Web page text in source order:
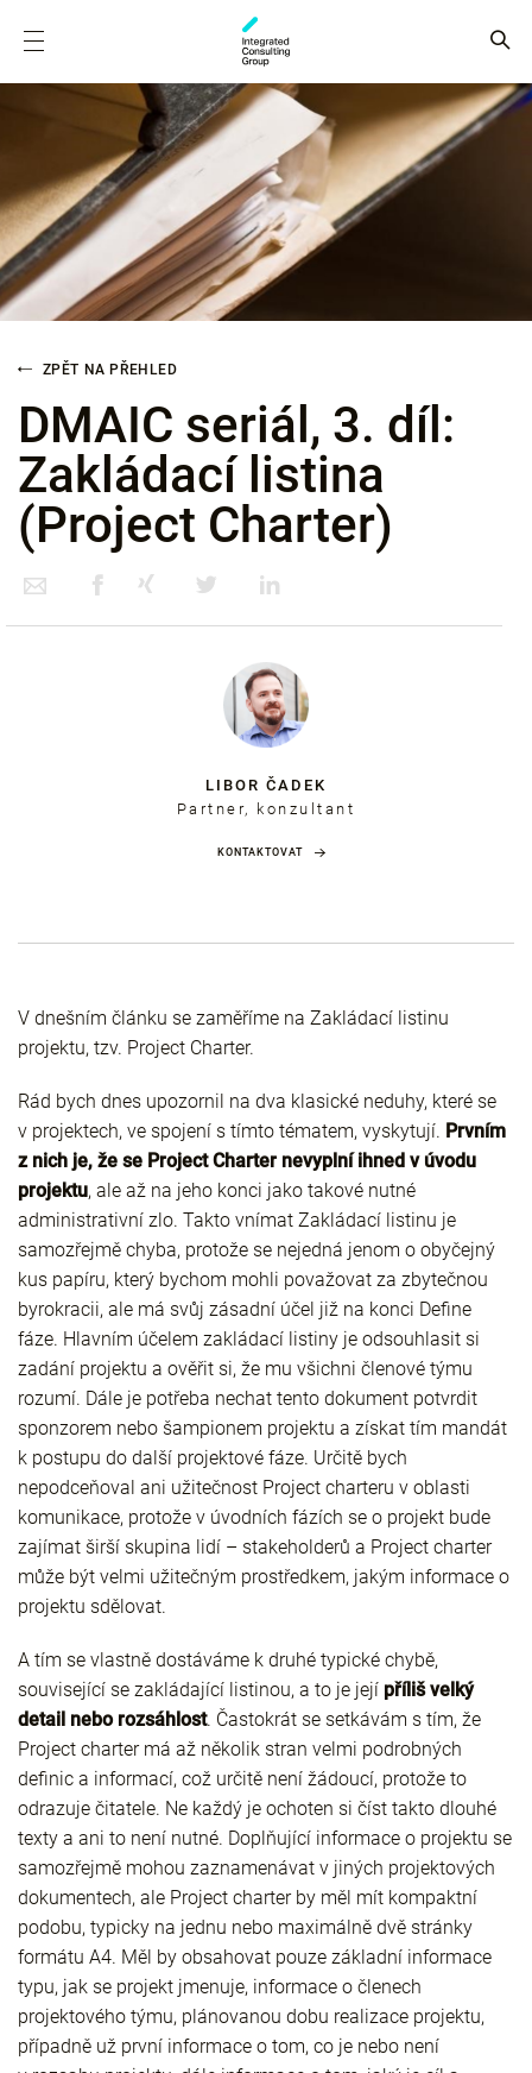
ZPĚT NA PŘEHLED
DMAIC seriál, 3. díl:
Zakládací listina
(Project Charter)
LIBOR ČADEK
Partner, konzultant
KONTAKTOVAT
V dnešním článku se zaměříme na Zakládací listinu
projektu, tzv. Project Charter.
Rád bych dnes upozornil na dva klasické neduhy, které se
v projektech, ve spojení s tímto tématem, vyskytují. Prvním
z nich je, že se Project Charter nevyplní ihned v úvodu
projektu, ale až na jeho konci jako takové nutné
administrativní zlo. Takto vnímat Zakládací listinu je
samozřejmě chyba, protože se nejedná jenom o obyčejný
kus papíru, který bychom mohli považovat za zbytečnou
byrokracii, ale má svůj zásadní účel již na konci Define
fáze. Hlavním účelem zakládací listiny je odsouhlasit si
zadání projektu a ověřit si, že mu všichni členové týmu
rozumí. Dále je potřeba nechat tento dokument potvrdit
sponzorem nebo šampionem projektu a získat tím mandát
k postupu do další projektové fáze. Určitě bych
nepodceňoval ani užitečnost Project charteru v oblasti
komunikace, protože v úvodních fázích se o projekt bude
zajímat širší skupina lidí – stakeholderů a Project charter
může být velmi užitečným prostředkem, jakým informace o
projektu sdělovat.
A tím se vlastně dostáváme k druhé typické chybě,
související se zakládající listinou, a to je její příliš velký
detail nebo rozsáhlost. Častokrát se setkávám s tím, že
Project charter má až několik stran velmi podrobných
definic a informací, což určitě není žádoucí, protože to
odrazuje čitatele. Ne každý je ochoten si číst takto dlouhé
texty a ani to není nutné. Doplňující informace o projektu se
samozřejmě mohou zaznamenávat v jiných projektových
dokumentech, ale Project charter by měl mít kompaktní
podobu, typicky na jednu nebo maximálně dvě stránky
formátu A4. Měl by obsahovat pouze základní informace
typu, jak se projekt jmenuje, informace o členech
projektového týmu, plánovanou dobu realizace projektu,
případně už první informace o tom, co je nebo není